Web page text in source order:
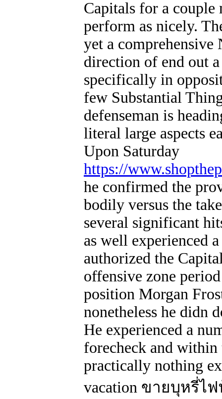
Capitals for a
perform as nicely.
yet a
direction of end out
specifically in
few Substantial
defenseman is
literal large aspects
Upon Saturday
https://
he confirmed the
bodily versus the
several significant
as well experienced
authorized the
offensive zone
position Morgan
nonetheless he didn
He experienced a
forecheck and
practically nothing
vacation ขายบุหรี่ไ